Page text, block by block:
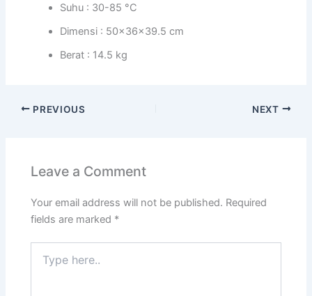
Suhu : 30-85 °C
Dimensi : 50x36x39.5 cm
Berat : 14.5 kg
PREVIOUS NEXT
Leave a Comment
Your email address will not be published. Required
fields are marked *
here..